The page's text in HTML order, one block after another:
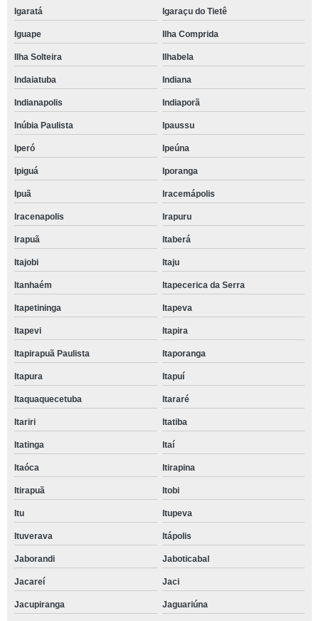
Igaratá Igaraçu do Tietê
Iguape Ilha Comprida
Ilha Solteira Ilhabela
Indaiatuba Indiana
Indianapolis Indiaporã
Inúbia Paulista Ipaussu
Iperó Ipeúna
Ipiguá Iporanga
Ipuã Iracemápolis
Iracenapolis Irapuru
Irapuã Itaberá
Itajobi Itaju
Itanhaém Itapecerica da Serra
Itapetininga Itapeva
Itapevi Itapira
Itapirapuã Paulista Itaporanga
Itapura Itapuí
Itaquaquecetuba Itararé
Itariri Itatiba
Itatinga Itaí
Itaóca Itirapina
Itirapuã Itobi
Itu Itupeva
Ituverava Itápolis
Jaborandi Jaboticabal
Jacareí Jaci
Jacupiranga Jaguariúna